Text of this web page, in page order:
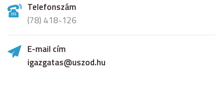
Telefonszám
(78) 418-126
E-mail cím
igazgatas@uszod.hu